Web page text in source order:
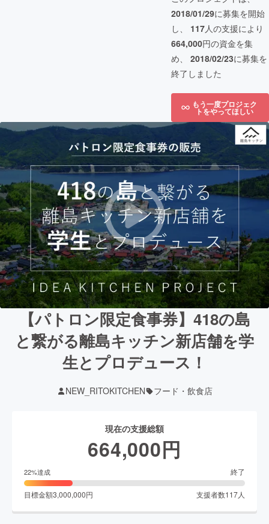
2018/01/29に募集を開始
し、 117人の支援により
664,000円の資金を集
め、 2018/02/23に募集を
終了しました
もう一度プロジェク
トをやってほしい
【パトロン限定食事券】418の島
と繋がる離島キッチン新店舗を学
生とプロデュース！
NEW_RITOKITCHEN フード・飲食店
現在の支援総額
664,000円
22%達成 終了
目標金額3,000,000円 支援者数117人